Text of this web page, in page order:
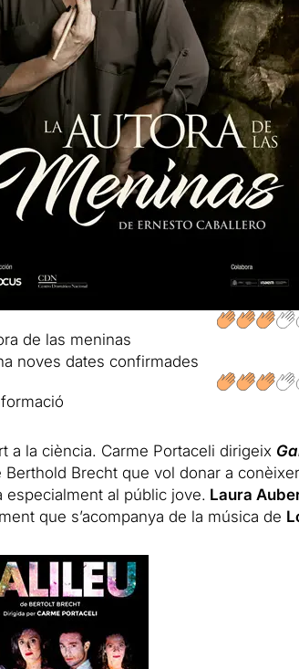
de las meninas
noves dates confirmades
a la ciència. Carme Portaceli dirigeix
Berthold Brecht que vol donar a
especialment al públic jove. Laura
que s’acompanya de la música de